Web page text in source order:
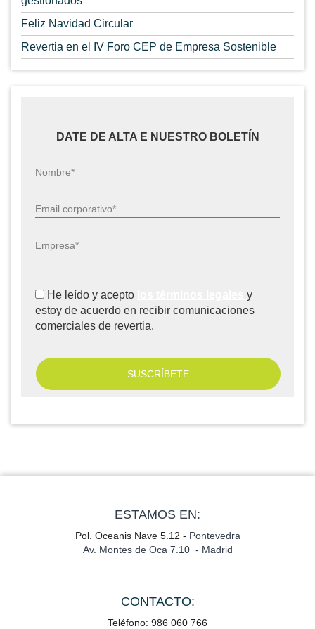
Feliz Navidad Circular
Revertia en el IV Foro CEP de Empresa Sostenible
DATE DE ALTA E NUESTRO BOLETÍN
Nombre*
Email corporativo*
Empresa*
He leído y acepto
y
estoy de acuerdo en recibir comunicaciones
comerciales de revertia.
ESTAMOS EN:
Pol. Oceanis Nave 5.12 - Pontevedra
Av. Montes de Oca 7.10 - Madrid
CONTACTO:
Teléfono: 986 060 766